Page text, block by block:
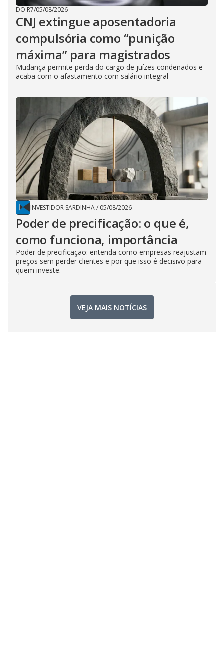
DO R7/05/08/2026
CNJ extingue aposentadoria
compulsória como “punição
máxima” para magistrados
Mudança permite perda do cargo de juízes condenados e
acaba com o afastamento com salário integral
INVESTIDOR SARDINHA/ 05/08/2026
Poder de precificação: o que é,
como funciona, importância
Poder de precificação: entenda como empresas reajustam
preços sem perder clientes e por que isso é decisivo para
quem investe.
VEJA MAIS NOTÍCIAS